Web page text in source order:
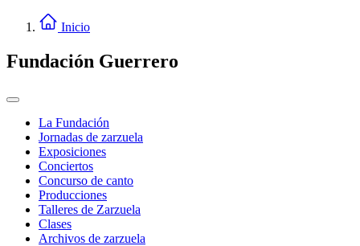
Inicio
Fundación Guerrero
La Fundación
Jornadas de zarzuela
Exposiciones
Conciertos
Concurso de canto
Producciones
Talleres de Zarzuela
Clases
Archivos de zarzuela